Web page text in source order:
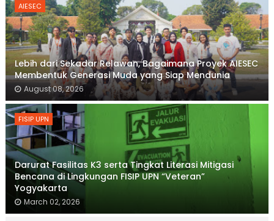
AIESEC
Lebih dari Sekadar Relawan, Bagaimana Proyek AIESEC
Membentuk Generasi Muda yang Siap Mendunia
August 08, 2026
FISIP UPN
Darurat Fasilitas K3 serta Tingkat Literasi Mitigasi
Bencana di Lingkungan FISIP UPN “Veteran”
Yogyakarta
March 02, 2026